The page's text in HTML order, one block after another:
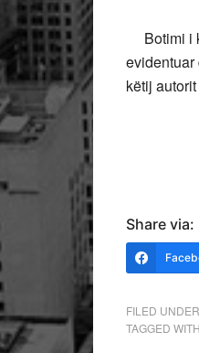
Botimi i
evidentuar
këtij
Share via:
FILED
TAGGED